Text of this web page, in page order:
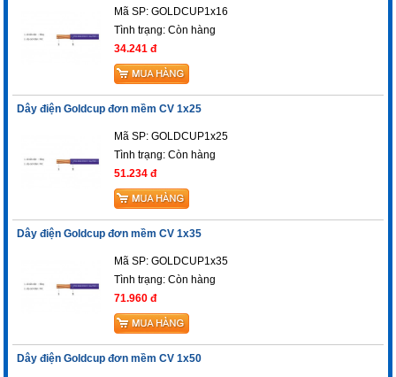
Mã SP: GOLDCUP1x16
Tình trạng:Còn hàng
34.241 đ
Dây điện Goldcup đơn mềm CV 1x25
Mã SP: GOLDCUP1x25
Tình trạng:Còn hàng
51.234 đ
Dây điện Goldcup đơn mềm CV 1x35
Mã SP: GOLDCUP1x35
Tình trạng:Còn hàng
71.960 đ
Dây điện Goldcup đơn mềm CV 1x50